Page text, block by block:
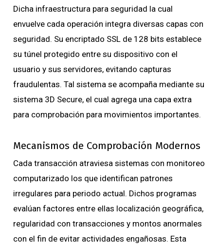
Dicha infraestructura para seguridad la cual
envuelve cada operación integra diversas capas con
seguridad. Su encriptado SSL de 128 bits establece
su túnel protegido entre su dispositivo con el
usuario y sus servidores, evitando capturas
fraudulentas. Tal sistema se acompaña mediante su
sistema 3D Secure, el cual agrega una capa extra
para comprobación para movimientos importantes.
Mecanismos de Comprobación Modernos
Cada transacción atraviesa sistemas con monitoreo
computarizado los que identifican patrones
irregulares para periodo actual. Dichos programas
evalúan factores entre ellas localización geográfica,
regularidad con transacciones y montos anormales
con el fin de evitar actividades engañosas. Esta